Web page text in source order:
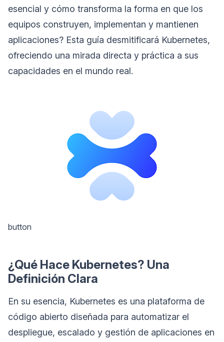
esencial y cómo transforma la forma en que los
equipos construyen, implementan y mantienen
aplicaciones? Esta guía desmitificará Kubernetes,
ofreciendo una mirada directa y práctica a sus
capacidades en el mundo real.
button
¿Qué Hace Kubernetes? Una
Definición Clara
En su esencia, Kubernetes es una plataforma de
código abierto diseñada para automatizar el
despliegue, escalado y gestión de aplicaciones en